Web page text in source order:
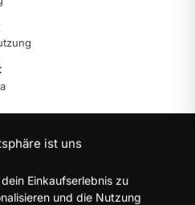
ist uns
Einkaufserlebnis zu
und die Nutzung
silberfarben – 40+5